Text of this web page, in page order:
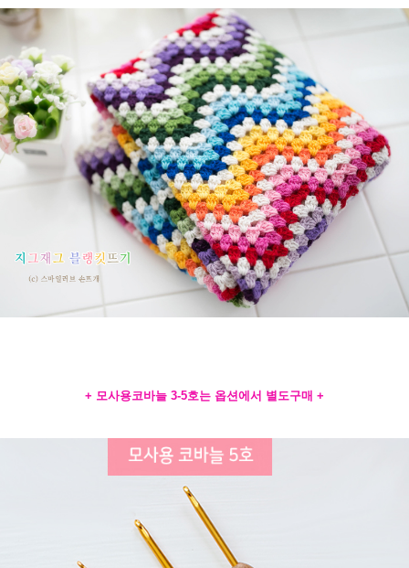
+ 모사용코바늘 3-5호는 옵션에서 별도구매 +